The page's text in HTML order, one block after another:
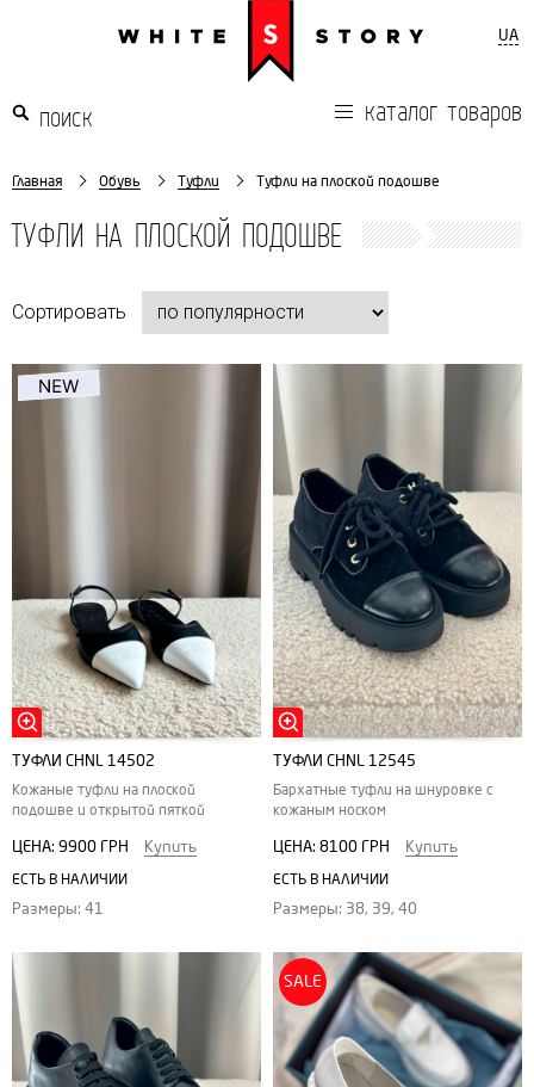
UA
каталог товаров
Главная Обувь Туфли Туфли на плоской подошве
ТУФЛИ НА ПЛОСКОЙ ПОДОШВЕ
Сортировать
ТУФЛИ CHNL 14502
Кожаные туфли на плоской
подошве и открытой пяткой
ЦЕНА: 9900 ГРН Купить
ЕСТЬ В НАЛИЧИИ
Размеры: 41
ТУФЛИ CHNL 12545
Бархатные туфли на шнуровке с
кожаным носком
ЦЕНА: 8100 ГРН Купить
ЕСТЬ В НАЛИЧИИ
Размеры: 38, 39, 40
SALE